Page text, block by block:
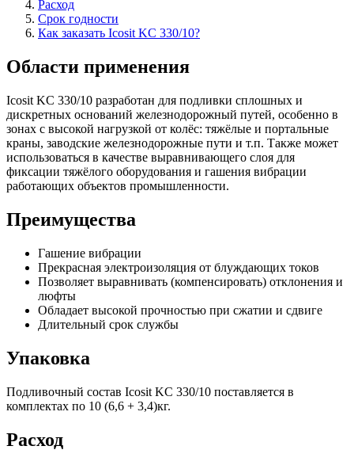
Расход
Срок годности
Как заказать Icosit KC 330/10?
Области применения
Icosit KC 330/10 разработан для подливки сплошных и
дискретных оснований железнодорожный путей, особенно в
зонах с высокой нагрузкой от колёс: тяжёлые и портальные
краны, заводские железнодорожные пути и т.п. Также может
использоваться в качестве выравнивающего слоя для
фиксации тяжёлого оборудования и гашения вибрации
работающих объектов промышленности.
Преимущества
Гашение вибрации
Прекрасная электроизоляция от блуждающих токов
Позволяет выравнивать (компенсировать) отклонения и
люфты
Обладает высокой прочностью при сжатии и сдвиге
Длительный срок службы
Упаковка
Подливочный состав Icosit KC 330/10 поставляется в
комплектах по 10 (6,6 + 3,4)кг.
Расход